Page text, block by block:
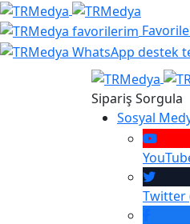
Sipariş Sorgula
Sosyal
Twitter